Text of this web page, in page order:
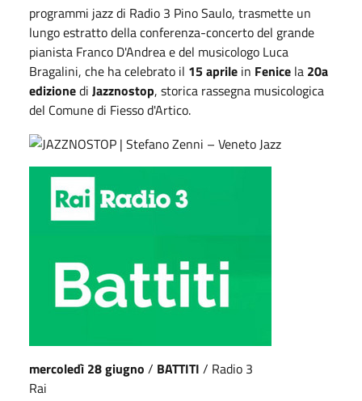
programmi jazz di Radio 3 Pino Saulo, trasmette un
lungo estratto della conferenza-concerto del grande
pianista Franco D'Andrea e del musicologo Luca
Bragalini, che ha celebrato il 15 aprile in Fenice la 20a
edizionedi Jazznostop, storica rassegna musicologica
del Comune di Fiesso d'Artico.
mercoledì 28 giugno / BATTITI / Radio 3
Rai